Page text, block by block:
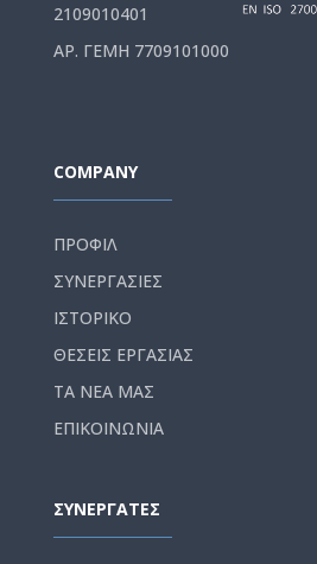
2109010401
ΑΡ. ΓΕΜΗ 7709101000
COMPANY
ΠΡΟΦΙΛ
ΣΥΝΕΡΓΑΣΙΕΣ
ΙΣΤΟΡΙΚΟ
ΘΕΣΕΙΣ ΕΡΓΑΣΙΑΣ
ΤΑ ΝΕΑ ΜΑΣ
ΕΠΙΚΟΙΝΩΝΙΑ
ΣΥΝΕΡΓΑΤΕΣ